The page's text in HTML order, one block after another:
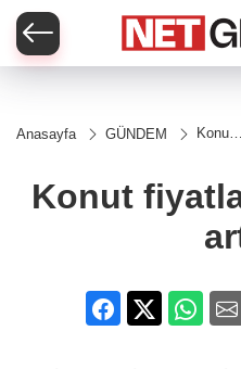
Anasayfa GÜNDEM
Konut
95,9
arttı!
Konut